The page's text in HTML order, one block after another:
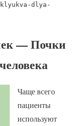
dlya-
— Почки
Чаще всего
пациенты
используют